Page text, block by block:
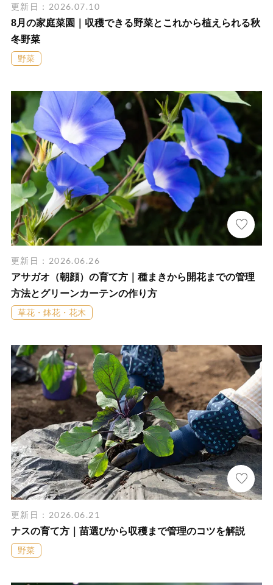
更新日：2026.07.10
8月の家庭菜園｜収穫できる野菜とこれから植えられる秋
冬野菜
野菜
更新日：2026.06.26
アサガオ（朝顔）の育て方｜種まきから開花までの管理
方法とグリーンカーテンの作り方
草花・鉢花・花木
更新日：2026.06.21
ナスの育て方｜苗選びから収穫まで管理のコツを解説
野菜